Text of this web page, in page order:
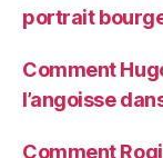
portrait
Comment
l’angoisse
Comment